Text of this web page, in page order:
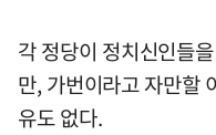
각 정당이 정치신인들
만, 가번이라고 자만할
유도 없다.